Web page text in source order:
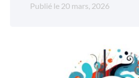
Publié le 20 mars, 2026